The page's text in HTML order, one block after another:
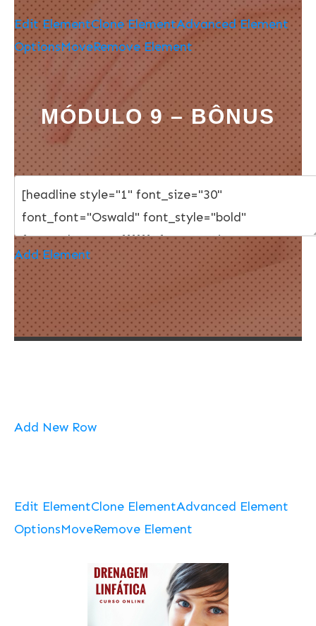
Edit ElementClone ElementAdvanced Element
OptionsMoveRemove Element
MÓDULO 9 – BÔNUS
Add Element
Add New Row
Edit ElementClone ElementAdvanced Element
OptionsMoveRemove Element